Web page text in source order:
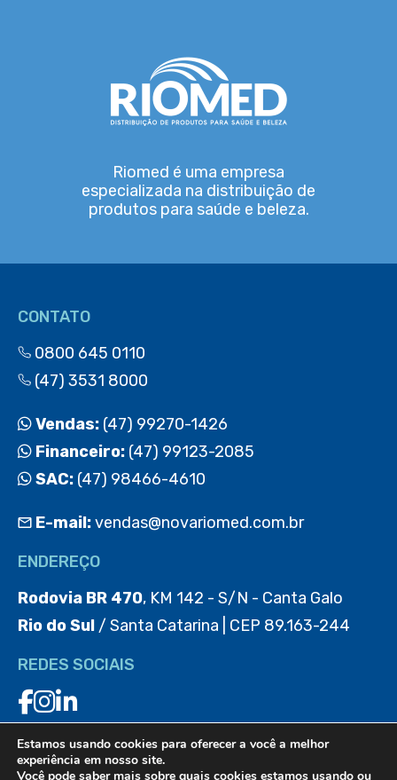
Riomed é uma empresa
especializada na distribuição de
produtos para saúde e beleza.
CONTATO
0800 645 0110
(47) 3531 8000
Vendas: (47) 99270-1426
Financeiro: (47) 99123-2085
SAC: (47) 98466-4610
E-mail:vendas@novariomed.com.br
ENDEREÇO
Rodovia BR 470, KM 142 - S/N - Canta Galo
Rio do Sul / Santa Catarina | CEP 89.163-244
REDES SOCIAIS
BAIXE O APP
Estamos usando cookies para oferecer a você a melhor
experiência em nosso site.
Você pode saber mais sobre quais cookies estamos usando ou